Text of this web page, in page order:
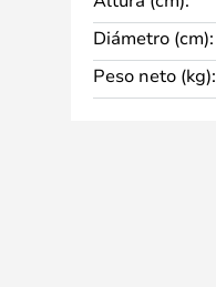
Diámetro (cm):
Peso neto (kg):